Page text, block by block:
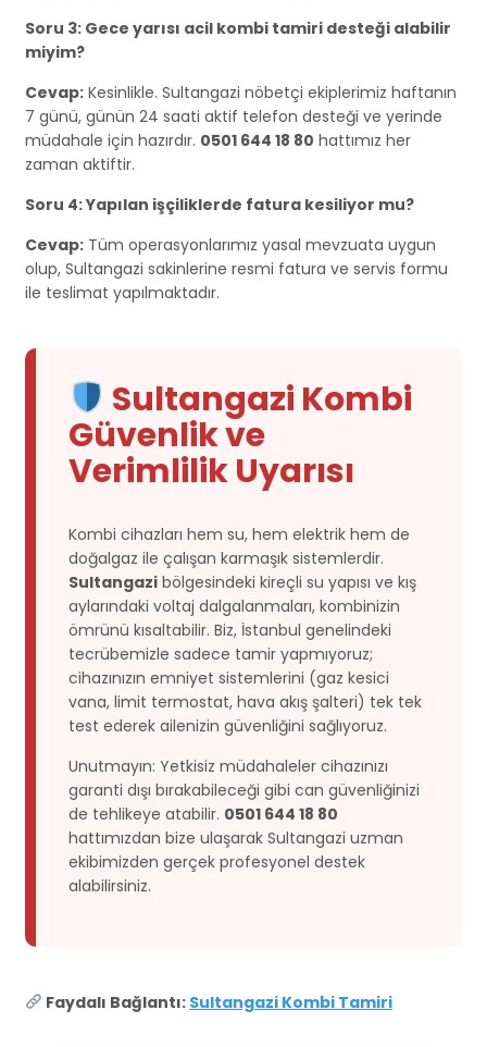
Soru 3: Gece yarısı acil kombi tamiri desteği alabilir
miyim?
Cevap: Kesinlikle. Sultangazi nöbetçi ekiplerimiz haftanın
7 günü, günün 24 saati aktif telefon desteği ve yerinde
müdahale için hazırdır. 0501 644 18 80 hattımız her
zaman aktiftir.
Soru 4: Yapılan işçiliklerde fatura kesiliyor mu?
Cevap: Tüm operasyonlarımız yasal mevzuata uygun
olup, Sultangazi sakinlerine resmi fatura ve servis formu
ile teslimat yapılmaktadır.
Sultangazi Kombi
Güvenlik ve
Verimlilik Uyarısı
Kombi cihazları hem su, hem elektrik hem de
doğalgaz ile çalışan karmaşık sistemlerdir.
Sultangazi bölgesindeki kireçli su yapısı ve kış
aylarındaki voltaj dalgalanmaları, kombinizin
ömrünü kısaltabilir. Biz, İstanbul genelindeki
tecrübemizle sadece tamir yapmıyoruz;
cihazınızın emniyet sistemlerini (gaz kesici
vana, limit termostat, hava akış şalteri) tek tek
test ederek ailenizin güvenliğini sağlıyoruz.
Unutmayın: Yetkisiz müdahaleler cihazınızı
garanti dışı bırakabileceği gibi can güvenliğinizi
de tehlikeye atabilir. 0501 644 18 80
hattımızdan bize ulaşarak Sultangazi uzman
ekibimizden gerçek profesyonel destek
alabilirsiniz.
Faydalı Bağlantı: Sultangazi Kombi Tamiri